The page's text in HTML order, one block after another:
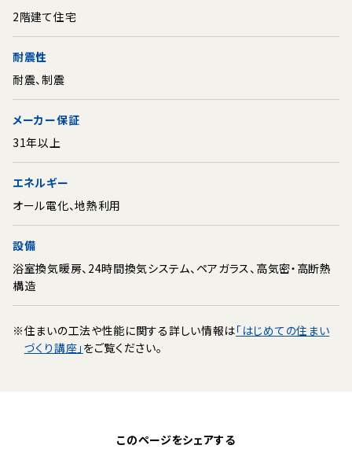
2階建て住宅
耐震性
耐震、制震
メーカー保証
31年以上
エネルギー
オール電化、地熱利用
設備
浴室換気暖房、24時間換気システム、ペアガラス、高気密・高断熱
構造
※住まいの工法や性能に関する詳しい情報は「はじめての住まい
づくり講座」 をご覧ください。
このページをシェアする